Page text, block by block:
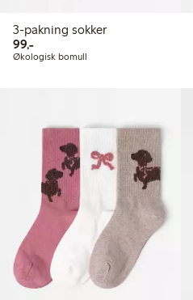
3-pakning sokker
99,-99,00 kr
Økologisk bomull